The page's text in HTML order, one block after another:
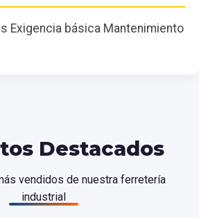
Exigencia básica Mantenimiento
Destacados
vendidos de nuestra ferretería
industrial